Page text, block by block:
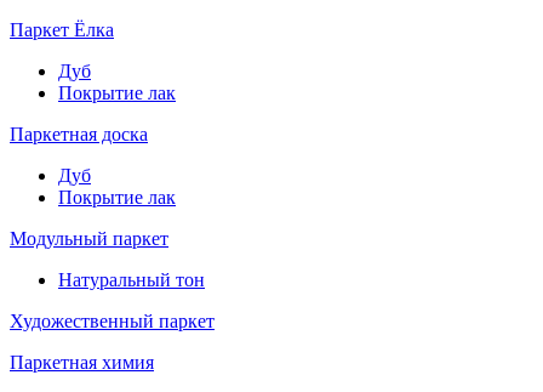
Паркет Ёлка
Дуб
Покрытие лак
Паркетная доска
Дуб
Покрытие лак
Модульный паркет
Натуральный тон
Художественный паркет
Паркетная химия